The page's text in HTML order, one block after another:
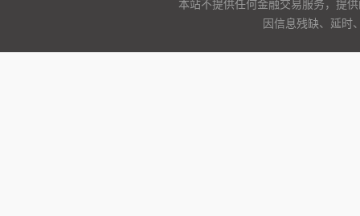
本站不提供任何金融交易服务，提
因信息残缺、延时